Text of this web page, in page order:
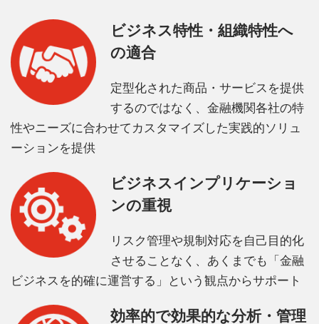
ビジネス特性・組織特性へ
の適合
定型化された商品・サービスを提供
するのではなく、金融機関各社の特
性やニーズに合わせてカスタマイズした実践的ソリュ
ーションを提供
ビジネスインプリケーショ
ンの重視
リスク管理や規制対応を自己目的化
させることなく、あくまでも「金融
ビジネスを的確に運営する」という観点からサポート
効率的で効果的な分析・管理